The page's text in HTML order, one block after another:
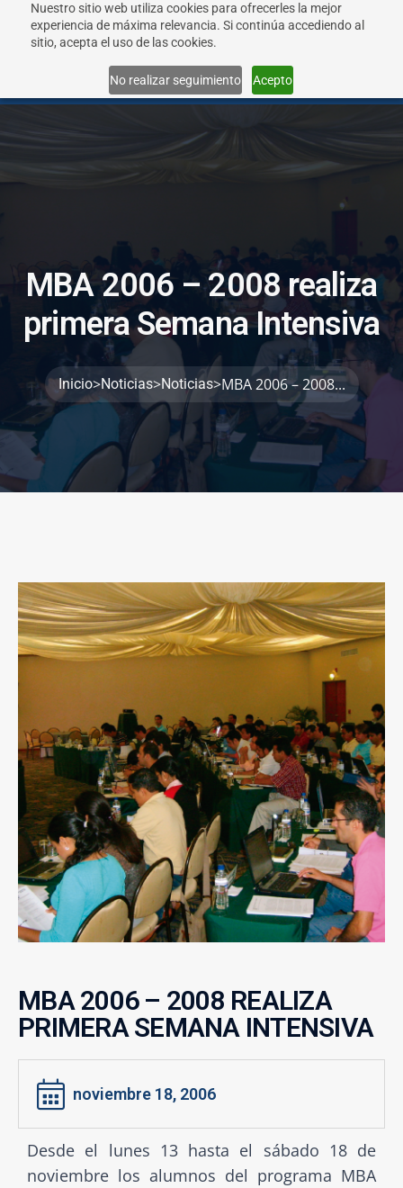
Nuestro sitio web utiliza cookies para ofrecerles la mejor
experiencia de máxima relevancia. Si continúa accediendo al
sitio, acepta el uso de las cookies.
No realizar seguimiento Acepto
MBA 2006 – 2008realiza
primeraSemanaIntensiva
Inicio>Noticias>Noticias>MBA 2006 – 2008...
MBA 2006 – 2008 REALIZA
PRIMERA SEMANA INTENSIVA
noviembre 18, 2006
Desde el lunes 13 hasta el sábado 18 de
noviembre los alumnos del programa MBA